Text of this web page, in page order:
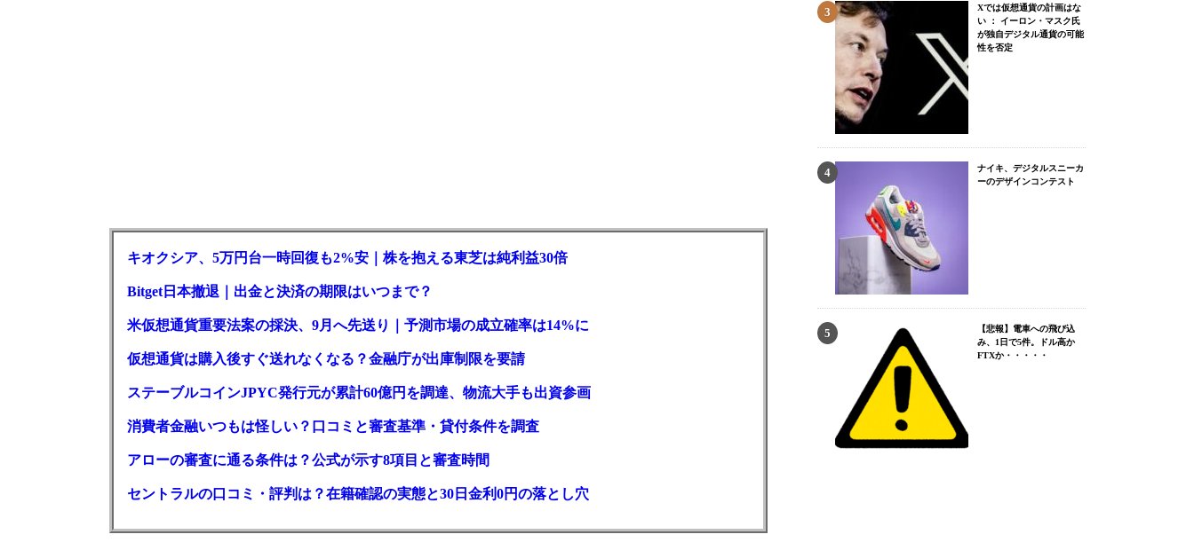
キオクシア、5万円台一時回復も2%安｜株を抱える東芝は純利益30倍
Bitget日本撤退｜出金と決済の期限はいつまで？
米仮想通貨重要法案の採決、9月へ先送り｜予測市場の成立確率は14%に
仮想通貨は購入後すぐ送れなくなる？金融庁が出庫制限を要請
ステーブルコインJPYC発行元が累計60億円を調達、物流大手も出資参画
消費者金融いつもは怪しい？口コミと審査基準・貸付条件を調査
アローの審査に通る条件は？公式が示す8項目と審査時間
セントラルの口コミ・評判は？在籍確認の実態と30日金利0円の落とし穴
Xでは仮想通貨の計画はな
い ： イーロン・マスク氏
が独自デジタル通貨の可能
性を否定
ナイキ、デジタルスニーカ
ーのデザインコンテスト
【悲報】電車への飛び込
み、1日で5件。ドル高か
FTXか・・・・・